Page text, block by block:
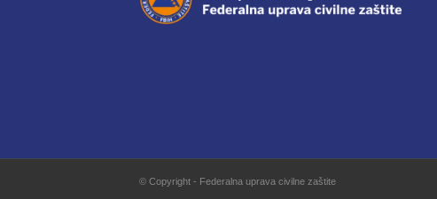
© Copyright - Federalna uprava civilne zaštite